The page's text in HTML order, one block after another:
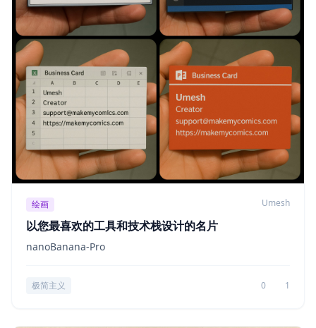
绘画 Umesh
以您最喜欢的工具和技术栈设计的名片
nanoBanana-Pro
极简主义 0 1